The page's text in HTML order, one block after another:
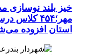
خیز بلند نوسازی
مهر؛۴۵۴
استان افزوده